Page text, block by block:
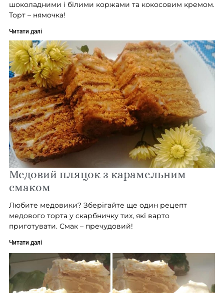
шоколадними і білими коржами та кокосовим кремом.
Торт – нямочка!
Читати далі
Медовий пляцок з карамельним
смаком
Любите медовики? Зберігайте ще один рецепт
медового торта у скарбничку тих, які варто
приготувати. Смак – пречудовий!
Читати далі